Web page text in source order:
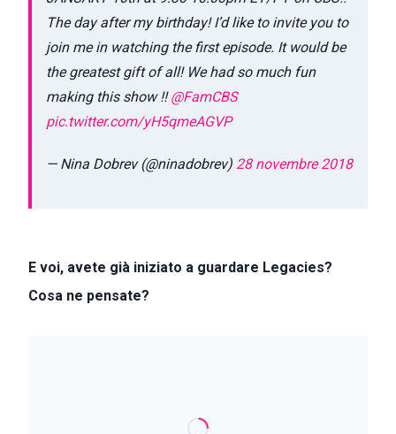
The day after my birthday! I’d like to invite you to
join me in watching the first episode. It would be
the greatest gift of all! We had so much fun
making this show !!@FamCBS
pic.twitter.com/yH5qmeAGVP
— Nina Dobrev (@ninadobrev) 28 novembre 2018
E voi, avete già iniziato a guardare Legacies?
Cosa ne pensate?